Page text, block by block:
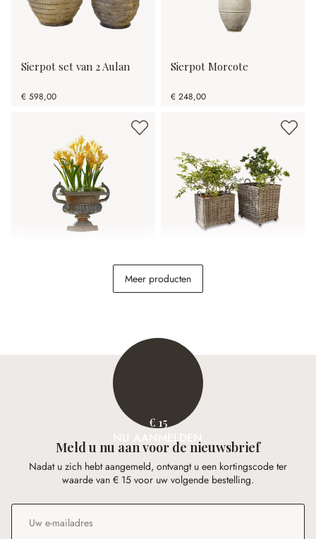
Sierpot set van 2 Aulan
€ 598,00
Sierpot Morcote
€ 248,00
Plantenmand set van 2
Gialousa
Meer producten
€ 15
NU AANMELDEN
Meld u nu aan voor de nieuwsbrief
Nadat u zich hebt aangemeld, ontvangt u een kortingscode ter
waarde van € 15 voor uw volgende bestelling.
E-mailadres